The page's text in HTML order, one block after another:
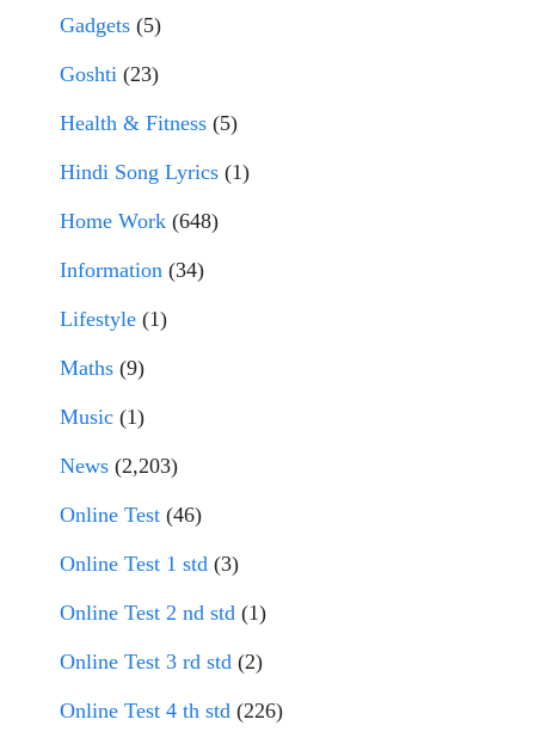
Gadgets (5)
Goshti (23)
Health & Fitness (5)
Hindi Song Lyrics (1)
Home Work (648)
Information (34)
Lifestyle (1)
Maths (9)
Music (1)
News (2,203)
Online Test (46)
Online Test 1 std (3)
Online Test 2 nd std (1)
Online Test 3 rd std (2)
Online Test 4 th std (226)